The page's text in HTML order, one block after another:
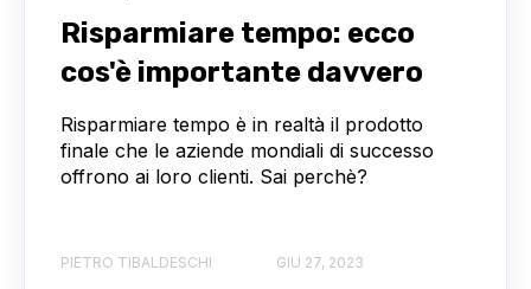
Risparmiare tempo: ecco
cos'è importante davvero
Risparmiare tempo è in realtà il prodotto
finale che le aziende mondiali di successo
offrono ai loro clienti. Sai perchè?
PIETRO TIBALDESCHI GIU 27, 2023